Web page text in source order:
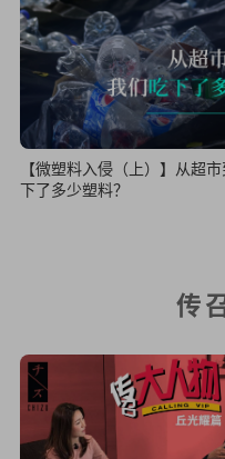
【微塑料入侵（上）】从超
下了多少塑料？
传